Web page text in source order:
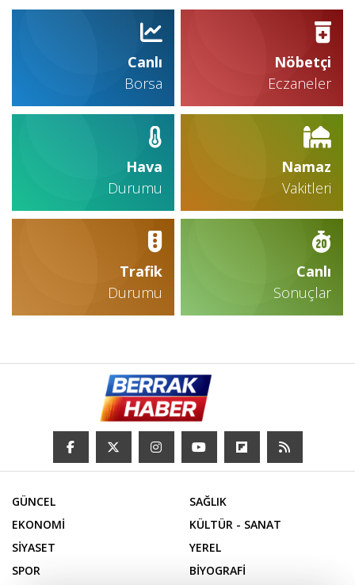
Canlı
Borsa
Nöbetçi
Eczaneler
Hava
Durumu
Namaz
Vakitleri
Trafik
Durumu
Canlı
Sonuçlar
GÜNCEL
EKONOMİ
SİYASET
SPOR
SAĞLIK
KÜLTÜR - SANAT
YEREL
BİYOGRAFİ